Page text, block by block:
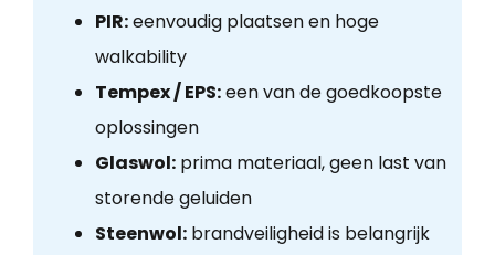
PIR:eenvoudig plaatsen en hoge
walkability
Tempex / EPS:een van de goedkoopste
oplossingen
Glaswol:prima materiaal, geen last van
storende geluiden
Steenwol:brandveiligheid is belangrijk